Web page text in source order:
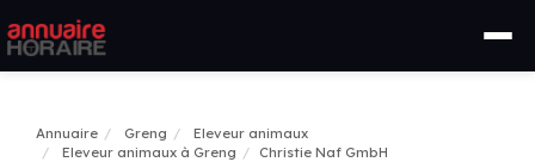
Annuaire Greng
Eleveur animaux
Eleveur animaux à Greng
Christie Naf GmbH